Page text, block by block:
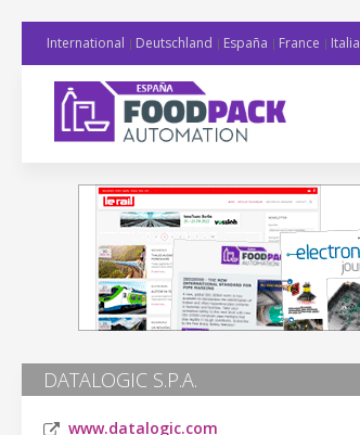
International Deutschland España France Italia
DATALOGIC S.P.A.
www.datalogic.com